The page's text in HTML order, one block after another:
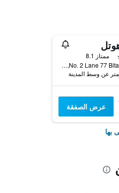
ممتاز 8.1
No. 2 Lane 77 Bitan Road, اكسينديان, تايوان
عرض الصفقة
بها